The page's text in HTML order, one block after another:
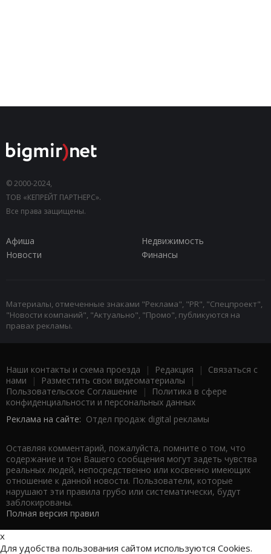
© 2000-2024,
ТОВ «КЕПРЕЙТ ПАРТНЕРС».
Все права защищены.
Афиша
Недвижимость
Новости
Финансы
Материалы, отмеченные знаками "Реклама", "PR", "Спецпроект",
"Новости компаний", "Актуально", "Промо", публикуются на
правах рекламы.
Наши контакты и схема проезда | Редакция | Связаться с
нами | Разместить свои видеоматериалы |
Пользовательское Соглашение |
Политика в сфере
конфиденциальности и персональных данных
Реклама на сайте: Отдел продаж digital рекламы
Оставляя комментарий, пожалуйста, помните о том, что
содержание и тон Вашего сообщения могут задеть чувства
реальных людей, непосредственно или косвенно имеющих
отношение к данной новости. Пользователи, которые
нарушают эти правила грубо или систематически, будут
заблокированы.
Полная версия правил
x
Для удобства пользования сайтом используются Cookies.